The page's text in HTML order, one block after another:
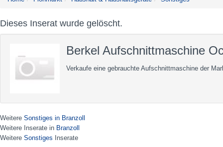
Dieses Inserat wurde gelöscht.
Berkel Aufschnittmaschine
Verkaufe eine gebrauchte Aufschnittmaschine der
Weitere Sonstiges in Branzoll
Weitere Inserate in Branzoll
Weitere Sonstiges Inserate